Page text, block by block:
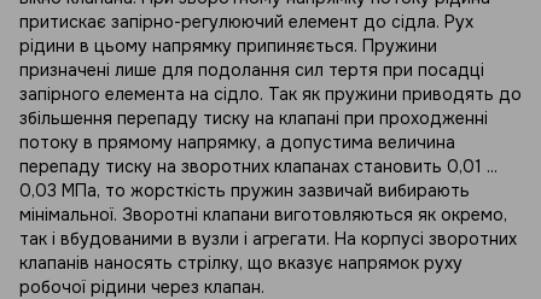
притискає запірно-регулюючий елемент до сідла. Рух
рідини в цьому напрямку припиняється. Пружини
призначені лише для подолання сил тертя при посадці
запірного елемента на сідло. Так як пружини приводять до
збільшення перепаду тиску на клапані при проходженні
потоку в прямому напрямку, а допустима величина
перепаду тиску на зворотних клапанах становить 0,01 ...
0,03 МПа, то жорсткість пружин зазвичай вибирають
мінімальної. Зворотні клапани виготовляються як окремо,
так і вбудованими в вузли і агрегати. На корпусі зворотних
клапанів наносять стрілку, що вказує напрямок руху
робочої рідини через клапан.